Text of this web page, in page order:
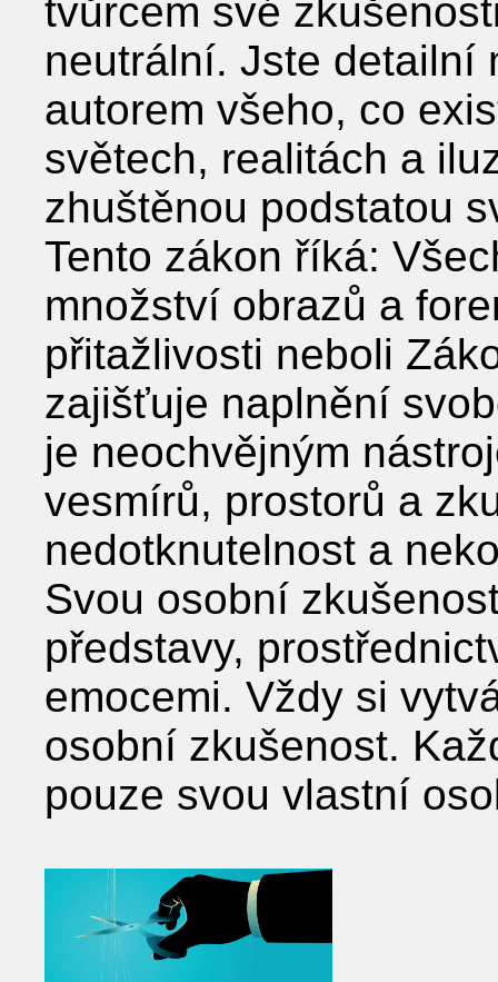
tvůrcem své
neutrální. Jste detailní
autorem všeho, co
světech, realitách a
zhuštěnou podstatou
Tento zákon říká:
množství obrazů a
přitažlivosti neboli
zajišťuje naplnění
je neochvějným
vesmírů, prostorů a
nedotknutelnost a
Svou osobní
představy,
emocemi. Vždy si
osobní zkušenost.
pouze svou vlastní